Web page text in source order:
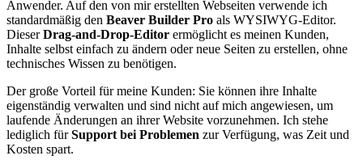
Anwender. Auf den von mir erstellten Webseiten verwende ich
standardmäßig den Beaver Builder Pro als WYSIWYG-Editor.
DieserDrag-and-Drop-Editor ermöglicht es meinen Kunden,
Inhalte selbst einfach zu ändern oder neue Seiten zu erstellen, ohne
technisches Wissen zu benötigen.
Der große Vorteil für meine Kunden: Sie können ihre Inhalte
eigenständig verwalten und sind nicht auf mich angewiesen, um
laufende Änderungen an ihrer Website vorzunehmen. Ich stehe
lediglich fürSupport bei Problemen zur Verfügung, was Zeit und
Kosten spart.